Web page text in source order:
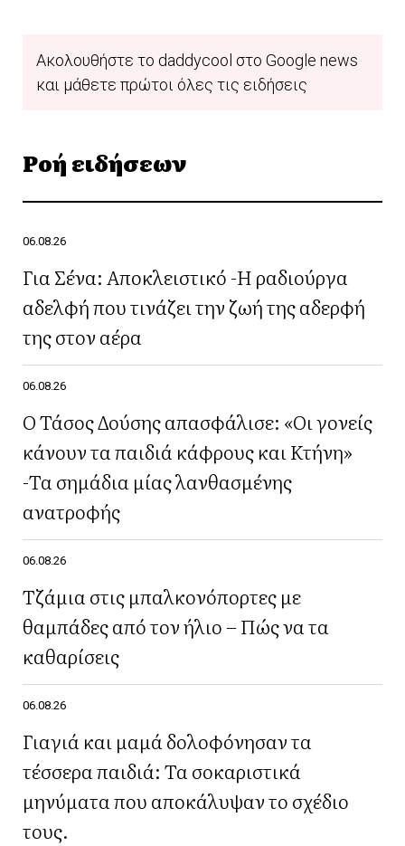
Ακολουθήστε το daddycool στο Google news
και μάθετε πρώτοι όλες τις ειδήσεις
Ροή ειδήσεων
06.08.26
Για Σένα: Αποκλειστικό -Η ραδιούργα
αδελφή που τινάζει την ζωή της αδερφή
της στον αέρα
06.08.26
Ο Τάσος Δούσης απασφάλισε: «Οι γονείς
κάνουν τα παιδιά κάφρους και Κτήνη»
-Τα σημάδια μίας λανθασμένης
ανατροφής
06.08.26
Τζάμια στις μπαλκονόπορτες με
θαμπάδες από τον ήλιο – Πώς να τα
καθαρίσεις
06.08.26
Γιαγιά και μαμά δολοφόνησαν τα
τέσσερα παιδιά: Τα σοκαριστικά
μηνύματα που αποκάλυψαν το σχέδιο
τους.